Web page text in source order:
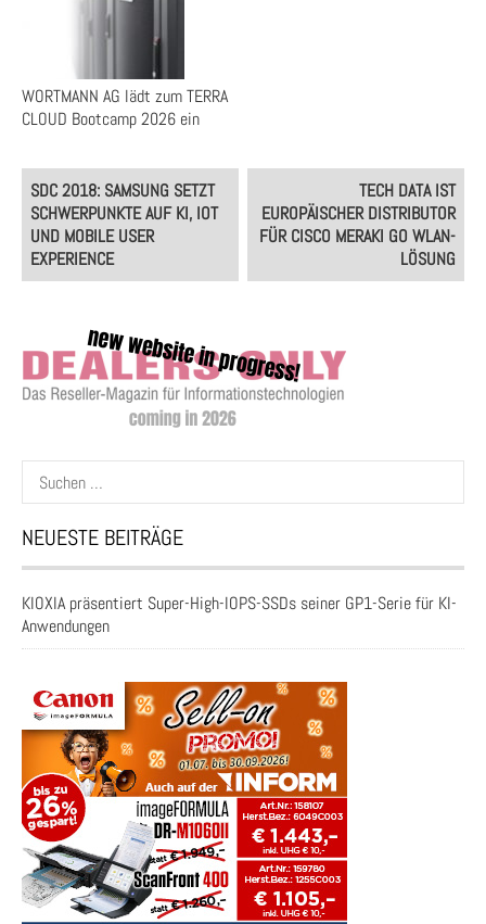
WORTMANN AG lädt zum TERRA
CLOUD Bootcamp 2026 ein
Post
navigation
SDC 2018: SAMSUNG SETZT
SCHWERPUNKTE AUF KI, IOT
UND MOBILE USER
EXPERIENCE
TECH DATA IST
EUROPÄISCHER DISTRIBUTOR
FÜR CISCO MERAKI GO WLAN-
LÖSUNG
Suchen
nach:
NEUESTE BEITRÄGE
KIOXIA präsentiert Super-High-IOPS-SSDs seiner GP1-Serie für KI-
Anwendungen